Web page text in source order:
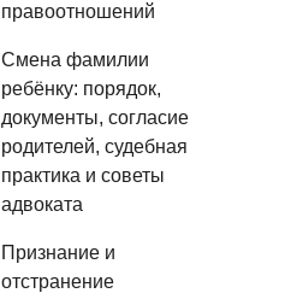
правоотношений
Смена фамилии
ребёнку: порядок,
документы, согласие
родителей, судебная
практика и советы
адвоката
Признание и
отстранение